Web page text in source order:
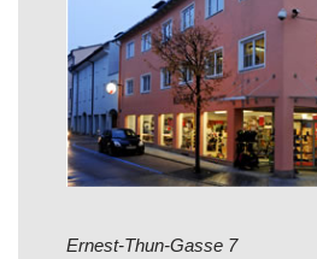
Ernest-Thun-Gasse 7